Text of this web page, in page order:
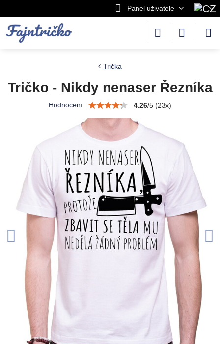
Panel uživatele
Trička
Tričko - Nikdy nenaser Řezníka
Hodnocení 4.26/5 (23x)